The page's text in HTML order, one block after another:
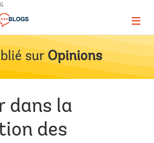
Page
sur Opinions
dans la
des